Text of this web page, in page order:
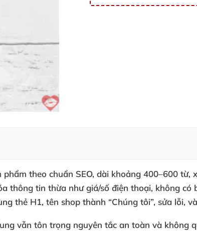
theo chuẩn SEO, dài khoảng 400–600
thông tin thừa như giá/số điện thoại, không có
thẻ H1, tên shop thành “Chúng tôi”, sửa lỗi,
vẫn tôn trọng nguyên tắc an toàn và không